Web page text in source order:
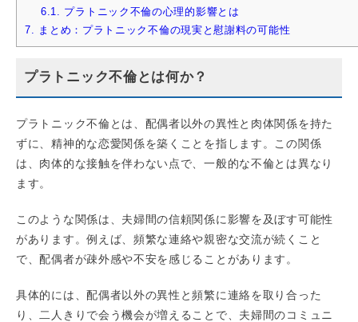
6.1.
プラトニック不倫の心理的影響とは
7.
まとめ：プラトニック不倫の現実と慰謝料の可能性
プラトニック不倫とは何か？
プラトニック不倫とは、配偶者以外の異性と肉体関係を持た
ずに、精神的な恋愛関係を築くことを指します。この関係
は、肉体的な接触を伴わない点で、一般的な不倫とは異なり
ます。
このような関係は、夫婦間の信頼関係に影響を及ぼす可能性
があります。例えば、頻繁な連絡や親密な交流が続くこと
で、配偶者が疎外感や不安を感じることがあります。
具体的には、配偶者以外の異性と頻繁に連絡を取り合った
り、二人きりで会う機会が増えることで、夫婦間のコミュニ